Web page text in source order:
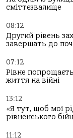
сміттєзвалище
08:12
Другий рівень
завершать до
07:12
Рівне
життя на війні
13:12
«Я тут, щоб мої
рівненського
11:12